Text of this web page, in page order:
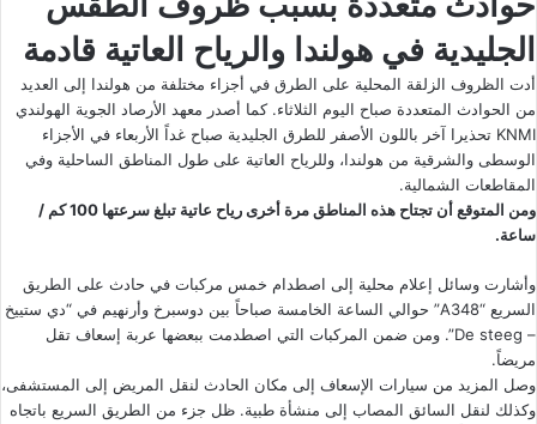
الجليدية في هولندا والرياح العاتية قادمة
أدت الظروف الزلقة المحلية على الطرق في أجزاء مختلفة من هولندا إلى العديد
من الحوادث المتعددة صباح اليوم الثلاثاء. كما أصدر معهد الأرصاد الجوية الهولندي
KNMI تحذيرا آخر باللون الأصفر للطرق الجليدية صباح غداً الأربعاء في الأجزاء
الوسطى والشرقية من هولندا، وللرياح العاتية على طول المناطق الساحلية وفي
المقاطعات الشمالية.
ومن المتوقع أن تجتاح هذه المناطق مرة أخرى رياح عاتية تبلغ سرعتها 100 كم /
ساعة.
وأشارت وسائل إعلام محلية إلى اصطدام خمس مركبات في حادث على الطريق
السريع “A348” حوالي الساعة الخامسة صباحاً بين دوسبرخ وأرنهيم في “دي ستييخ
– De steeg”. ومن ضمن المركبات التي اصطدمت ببعضها عربة إسعاف تقل
مريضاً.
وصل المزيد من سيارات الإسعاف إلى مكان الحادث لنقل المريض إلى المستشفى،
وكذلك لنقل السائق المصاب إلى منشأة طبية. ظل جزء من الطريق السريع باتجاه